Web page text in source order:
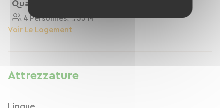
Quadruplicare
4 Personnes
30 M²
Voir Le Logement
Attrezzature
Lingue